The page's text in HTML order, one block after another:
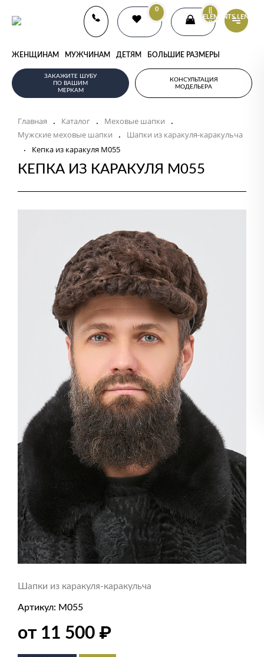
0
{{
ELEMENTS.LENGTH
}}
ЖЕНЩИНАМ МУЖЧИНАМ ДЕТЯМ БОЛЬШИЕ РАЗМЕРЫ
ЗАКАЖИТЕ ШУБУ
ПО ВАШИМ
МЕРКАМ
КОНСУЛЬТАЦИЯ
МОДЕЛЬЕРА
Главная . Каталог . Меховые шапки .
Мужские меховые шапки . Шапки из каракуля-каракульча
. Кепка из каракуля M055
КЕПКА ИЗ КАРАКУЛЯ M055
Шапки из каракуля-каракульча
Артикул: M055
от 11 500 ₽